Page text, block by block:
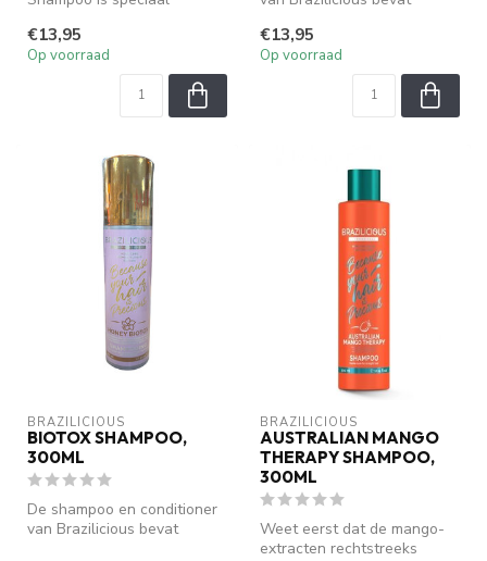
onderhoud van een ...
€13,95
Op voorraad
€13,95
Op voorraad
BRAZILICIOUS
BIOTOX SHAMPOO,
300ML
De shampoo en conditioner
van Brazilicious bevat
BRAZILICIOUS
AUSTRALIAN MANGO
THERAPY SHAMPOO,
300ML
Weet eerst dat de mango-
extracten rechtstreeks